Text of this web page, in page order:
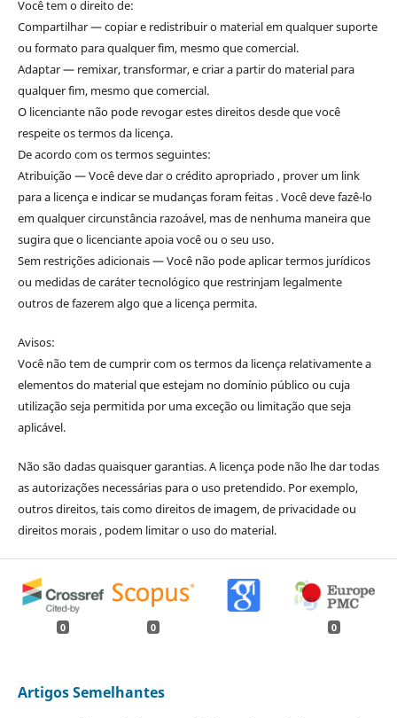
Você tem o direito de:
Compartilhar — copiar e redistribuir o material em qualquer suporte
ou formato para qualquer fim, mesmo que comercial.
Adaptar — remixar, transformar, e criar a partir do material para
qualquer fim, mesmo que comercial.
O licenciante não pode revogar estes direitos desde que você
respeite os termos da licença.
De acordo com os termos seguintes:
Atribuição — Você deve dar o crédito apropriado , prover um link
para a licença e indicar se mudanças foram feitas . Você deve fazê-lo
em qualquer circunstância razoável, mas de nenhuma maneira que
sugira que o licenciante apoia você ou o seu uso.
Sem restrições adicionais — Você não pode aplicar termos jurídicos
ou medidas de caráter tecnológico que restrinjam legalmente
outros de fazerem algo que a licença permita.
Avisos:
Você não tem de cumprir com os termos da licença relativamente a
elementos do material que estejam no domínio público ou cuja
utilização seja permitida por uma exceção ou limitação que seja
aplicável.
Não são dadas quaisquer garantias. A licença pode não lhe dar todas
as autorizações necessárias para o uso pretendido. Por exemplo,
outros direitos, tais como direitos de imagem, de privacidade ou
direitos morais , podem limitar o uso do material.
0 0 0
Artigos Semelhantes